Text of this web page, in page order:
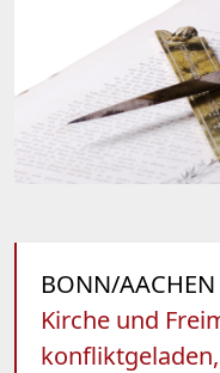
BONN/AACHEN
Kirche und